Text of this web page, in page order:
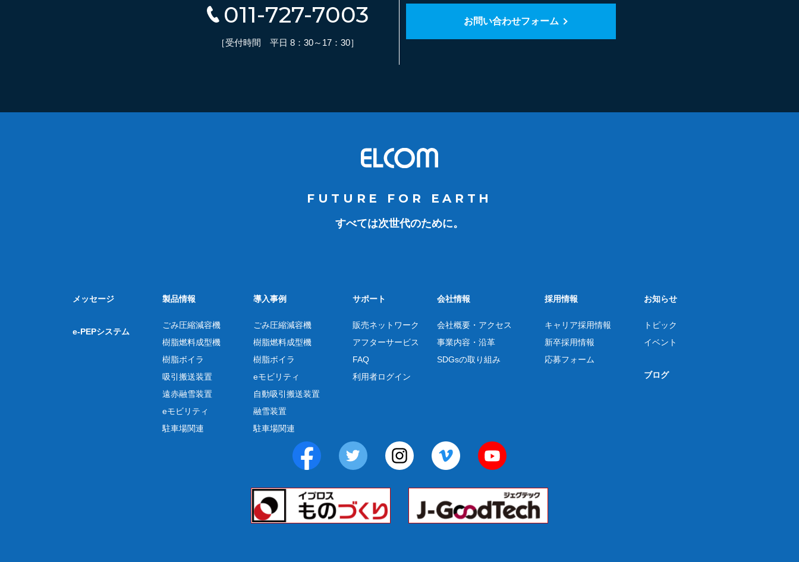
011-727-7003
［受付時間 平日 8：30～17：30］
お問い合わせフォーム
FUTURE FOR EARTH
すべては次世代のために。
メッセージ
e-PEPシステム
製品情報
ごみ圧縮減容機
樹脂燃料成型機
樹脂ボイラ
吸引搬送装置
遠赤融雪装置
eモビリティ
駐車場関連
導入事例
ごみ圧縮減容機
樹脂燃料成型機
樹脂ボイラ
eモビリティ
自動吸引搬送装置
融雪装置
駐車場関連
サポート
販売ネットワーク
アフターサービス
FAQ
利用者ログイン
会社情報
会社概要・アクセス
事業内容・沿革
SDGsの取り組み
採用情報
キャリア採用情報
新卒採用情報
応募フォーム
お知らせ
トピック
イベント
ブログ